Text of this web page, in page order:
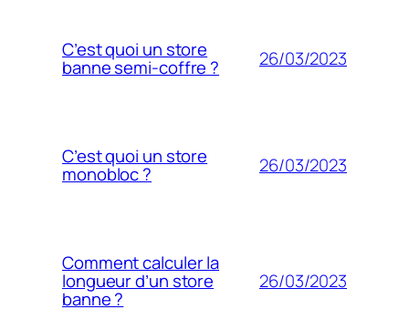
C’est quoi un store
banne semi-coffre ? 26/03/2023
C’est quoi un store
monobloc ? 26/03/2023
Comment calculer la
longueur d’un store
banne ?
26/03/2023